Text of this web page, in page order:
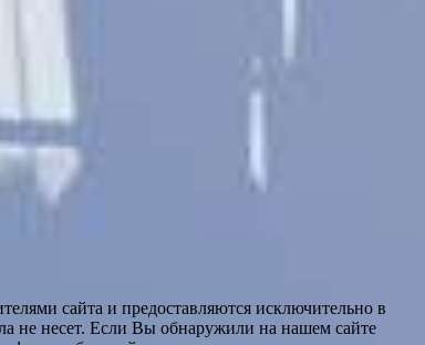
сайта и предоставляются исключительно в
не несет. Если Вы обнаружили на нашем сайте